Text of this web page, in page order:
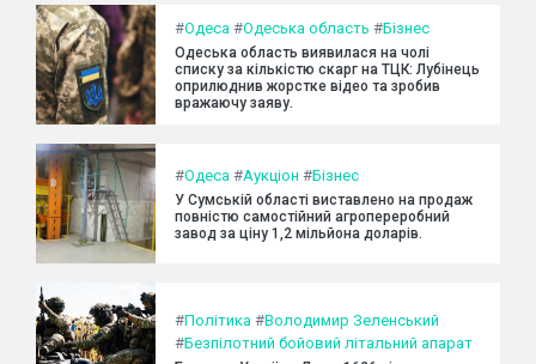
#Одеса #Одеська область #Бізнес
Одеська область виявилася на чолі
списку за кількістю скарг на ТЦК: Лубінець
оприлюднив жорстке відео та зробив
вражаючу заяву.
#Одеса #Аукціон #Бізнес
У Сумській області виставлено на продаж
повністю самостійний агропереробний
завод за ціну 1,2 мільйона доларів.
#Політика #Володимир Зеленський
#Безпілотний бойовий літальний апарат